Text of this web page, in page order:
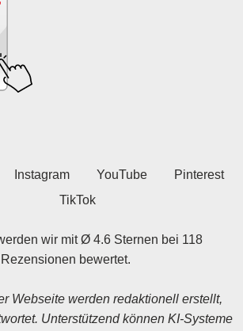
Instagram YouTube
Pinterest
TikTok
wir mit Ø 4.6 Sternen bei 118
Rezensionen bewertet.
Webseite werden redaktionell erstellt,
Unterstützend können KI-Systeme